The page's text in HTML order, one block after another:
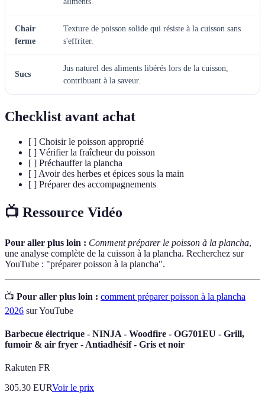
Chair
ferme
Texture de poisson solide qui résiste à la cuisson sans
s'effriter.
Sucs
Jus naturel des aliments libérés lors de la cuisson,
contribuant à la saveur.
Checklist avant achat
[ ] Choisir le poisson approprié
[ ] Vérifier la fraîcheur du poisson
[ ] Préchauffer la plancha
[ ] Avoir des herbes et épices sous la main
[ ] Préparer des accompagnements
📺 Ressource Vidéo
Pour aller plus loin : Comment préparer le poisson à la plancha,
une analyse complète de la cuisson à la plancha. Recherchez sur
YouTube : "préparer poisson à la plancha".
📺 Pour aller plus loin : comment préparer poisson à la plancha
2026 sur YouTube
Barbecue électrique - NINJA - Woodfire - OG701EU - Grill,
fumoir & air fryer - Antiadhésif - Gris et noir
Rakuten FR
305.30 EURVoir le prix